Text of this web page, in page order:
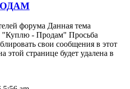
форума Данная тема
"Куплю - Продам" Просьба
свои сообщения в этот
этой странице будет удалена в